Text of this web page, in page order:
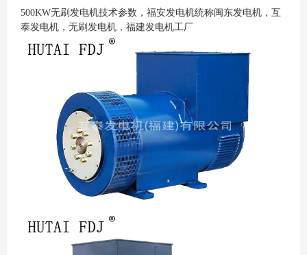
500KW无刷发电机技术参数，福安发电机统称闽东发电机，互
泰发电机，无刷发电机，福建发电机工厂